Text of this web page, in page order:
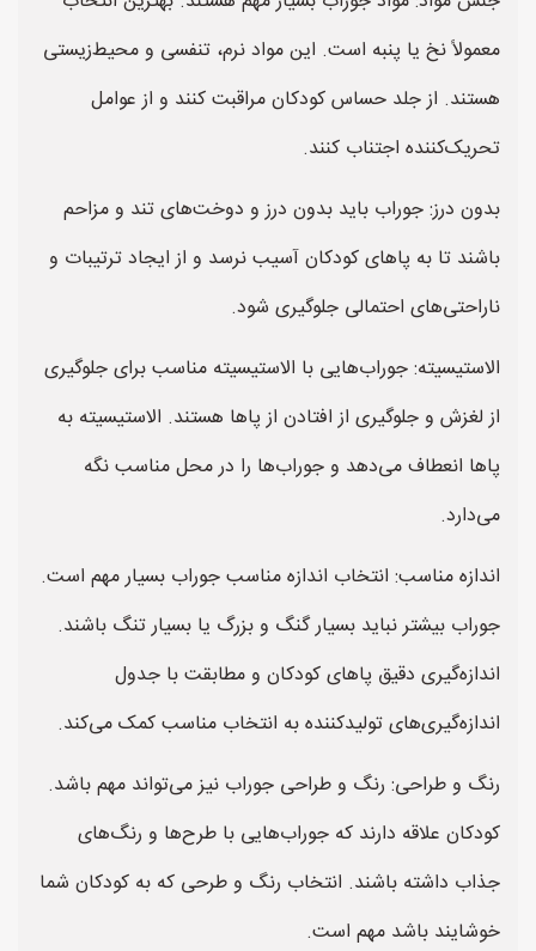
معمولاً نخ یا پنبه است. این مواد نرم، تنفسی و محیط‌زیستی
هستند. از جلد حساس کودکان مراقبت کنند و از عوامل
تحریک‌کننده اجتناب کنند.
بدون درز: جوراب باید بدون درز و دوخت‌های تند و مزاحم
باشند تا به پاهای کودکان آسیب نرسد و از ایجاد ترتیبات و
ناراحتی‌های احتمالی جلوگیری شود.
الاستیسیته: جوراب‌هایی با الاستیسیته مناسب برای جلوگیری
از لغزش و جلوگیری از افتادن از پاها هستند. الاستیسیته به
پاها انعطاف می‌دهد و جوراب‌ها را در محل مناسب نگه
می‌دارد.
اندازه مناسب: انتخاب اندازه مناسب جوراب بسیار مهم است.
جوراب بیشتر نباید بسیار گنگ و بزرگ یا بسیار تنگ باشند.
اندازه‌گیری دقیق پاهای کودکان و مطابقت با جدول
اندازه‌گیری‌های تولیدکننده به انتخاب مناسب کمک می‌کند.
رنگ و طراحی: رنگ و طراحی جوراب نیز می‌تواند مهم باشد.
کودکان علاقه دارند که جوراب‌هایی با طرح‌ها و رنگ‌های
جذاب داشته باشند. انتخاب رنگ و طرحی که به کودکان شما
خوشایند باشد مهم است.